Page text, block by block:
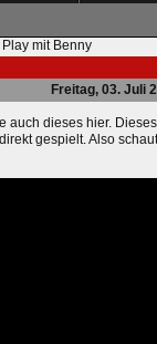
mit Benny
Freitag, 03. Juli
auch dieses hier. Dieses
gespielt. Also